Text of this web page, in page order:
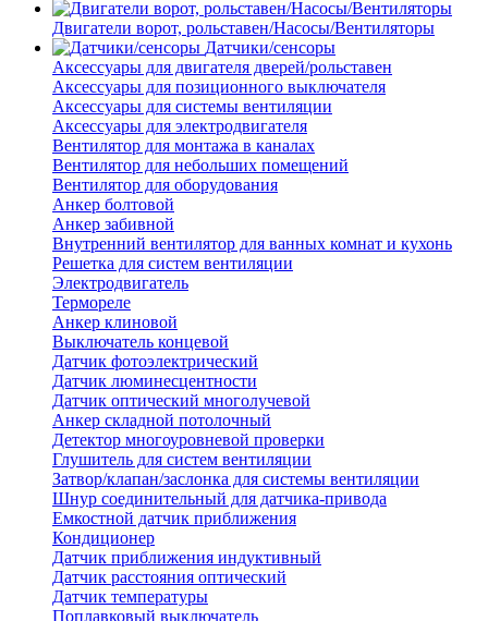
Двигатели ворот, рольставен/Насосы/Вентиляторы
Датчики/сенсоры
Аксессуары для двигателя дверей/рольставен
Аксессуары для позиционного выключателя
Аксессуары для системы вентиляции
Аксессуары для электродвигателя
Вентилятор для монтажа в каналах
Вентилятор для небольших помещений
Вентилятор для оборудования
Анкер болтовой
Анкер забивной
Внутренний вентилятор для ванных комнат и кухонь
Решетка для систем вентиляции
Электродвигатель
Термореле
Анкер клиновой
Выключатель концевой
Датчик фотоэлектрический
Датчик люминесцентности
Датчик оптический многолучевой
Анкер складной потолочный
Детектор многоуровневой проверки
Глушитель для систем вентиляции
Затвор/клапан/заслонка для системы вентиляции
Шнур соединительный для датчика-привода
Емкостной датчик приближения
Кондиционер
Датчик приближения индуктивный
Датчик расстояния оптический
Датчик температуры
Поплавковый выключатель